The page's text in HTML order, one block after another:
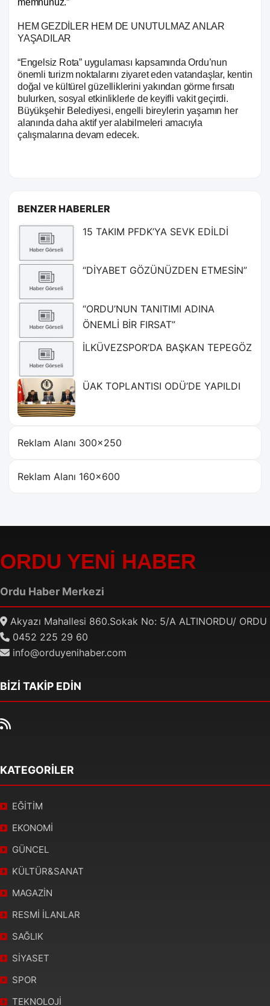
memnunuz.”
HEM GEZDİLER HEM DE UNUTULMAZ ANLAR
YAŞADILAR
“Engelsiz Rota” uygulaması kapsamında Ordu’nun
önemli turizm noktalarını ziyaret eden vatandaşlar, kentin
doğal ve kültürel güzelliklerini yakından görme fırsatı
bulurken, sosyal etkinliklerle de keyifli vakit geçirdi.
Büyükşehir Belediyesi, engelli bireylerin yaşamın her
alanında daha aktif yer alabilmeleri amacıyla
çalışmalarına devam edecek.
BENZER HABERLER
15 TAKIM PFDK’YA SEVK EDİLDİ
“DİYABET GÖZÜNÜZDEN ETMESİN”
“ORDU’NUN TANITIMI ADINA
ÖNEMLİ BİR FIRSAT”
İLKÜVEZSPOR’DA BAŞKAN TEPEGÖZ
ÜAK TOPLANTISI ODÜ’DE YAPILDI
Reklam Alanı 300×250
Reklam Alanı 160×600
ORDU YENİ HABER
Ordu Haber Merkezi
Akyazı Mahallesi 860.Sokak No: 5/A ALTINORDU/ ORDU
0452 225 29 60
info@orduyenihaber.com
BİZİ TAKİP EDİN
KATEGORİLER
EĞİTİM
EKONOMİ
GÜNCEL
KÜLTÜR&SANAT
MAGAZİN
RESMİ İLANLAR
SAĞLIK
SİYASET
SPOR
TEKNOLOJİ